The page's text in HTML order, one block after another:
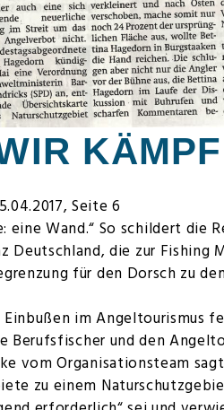
Seite 6
eine Wand.“ So schildert
Deutschland, die zur Fishing
für den Dorsch zu
im Angeltourismus
und den
vom Organisationsteam
zu einem